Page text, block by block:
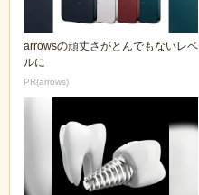
arrowsの頑丈さがとんでもないレベ
ルに
PR(arrows)